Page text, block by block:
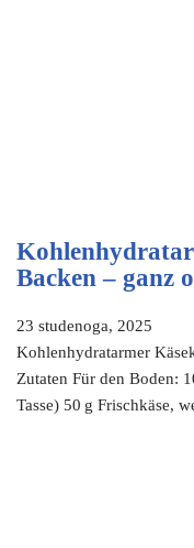
Backen – ganz
23 studenoga, 2025
Kohlenhydratarmer
Zutaten Für den Boden:
Tasse) 50 g Frischkäse,